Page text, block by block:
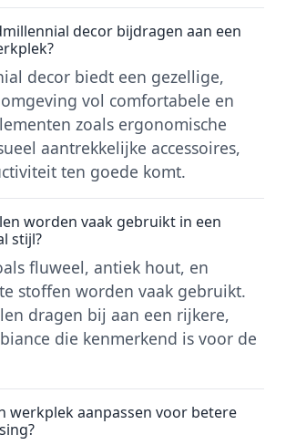
decor bijdragen aan een
decor biedt een gezellige,
vol comfortabele en
zoals ergonomische
aantrekkelijke accessoires,
ten goede komt.
worden vaak gebruikt in een
stijl?
fluweel, antiek hout, en
stoffen worden vaak gebruikt.
dragen bij aan een rijkere,
die kenmerkend is voor de
werkplek aanpassen voor betere